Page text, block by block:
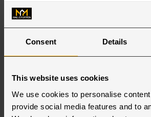
Consent Details
This website uses cookies
We use cookies to personalise
provide social media features and to
Maskinhal